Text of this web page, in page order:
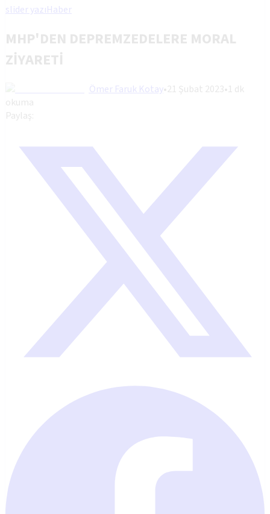
slider yazıHaber
MHP'DEN DEPREMZEDELERE MORAL
ZİYARETİ
Ömer Faruk Kotay•21 Şubat 2023•1 dk
okuma
Paylaş: